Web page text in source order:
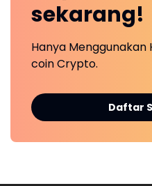
sekarang!
Hanya Menggunakan
coin Crypto.
Daftar